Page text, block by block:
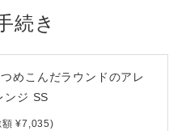
続き
めこんだラウンドのアレ
ンジ SS
¥7,035)